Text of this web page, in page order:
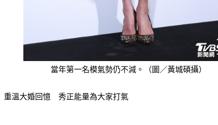
當年第一名模氣勢仍不減。（圖／黃城碩攝）